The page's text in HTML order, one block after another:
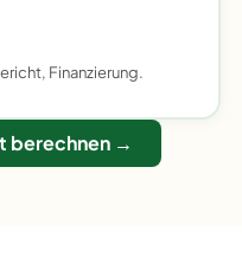
Finanzierung.
berechnen →